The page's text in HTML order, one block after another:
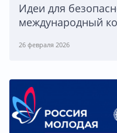
Идеи для
международный
26 февраля 2026